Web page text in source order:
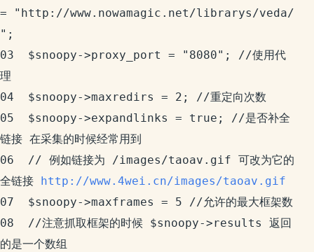
= "http://www.nowamagic.net/librarys/veda/
";
03	$snoopy->proxy_port = "8080"; //使用代
理
04	$snoopy->maxredirs = 2; //重定向次数
05	$snoopy->expandlinks = true; //是否补全
链接 在采集的时候经常用到
06	// 例如链接为 /images/taoav.gif 可改为它的
全链接
http://www.4wei.cn/images/taoav.gif
07	$snoopy->maxframes = 5 //允许的最大框架数
08	//注意抓取框架的时候 $snoopy->results 返回
的是一个数组